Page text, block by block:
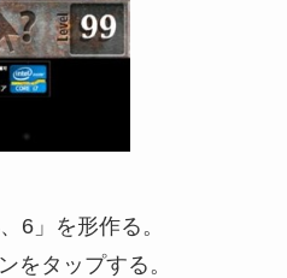
6」を形作る。
をタップする。